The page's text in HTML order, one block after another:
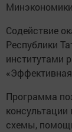
Содействие
Республики
институтами
Программа
схемы,